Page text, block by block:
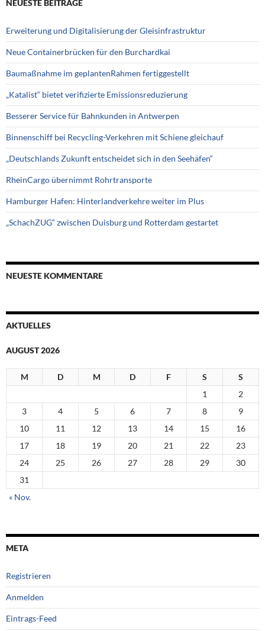
NEUESTE BEITRÄGE
Erweiterung und Digitalisierung der Gleisinfrastruktur
Neue Containerbrücken für den Burchardkai
Baumaßnahme im geplantenRahmen fertiggestellt
„Katalist“ bietet verifizierte Emissionsreduzierung
Besserer Service für Bahnkunden in Antwerpen
Binnenschiff bei Recycling-Verkehren mit Schiene gleichauf
„Deutschlands Zukunft entscheidet sich in den Seehäfen“
RheinCargo übernimmt Rohrtransporte
Hamburger Hafen: Hinterlandverkehre weiter im Plus
„SchachZUG“ zwischen Duisburg und Rotterdam gestartet
NEUESTE KOMMENTARE
AKTUELLES
AUGUST 2026
M D M D F S
S
1
2
3
4 5 6 7 8
9
10
11 12 13 14 15
16
17
18 19 20 21 22
23
24
25 26 27 28 29
30
31
« Nov.
META
Registrieren
Anmelden
Eintrags-Feed